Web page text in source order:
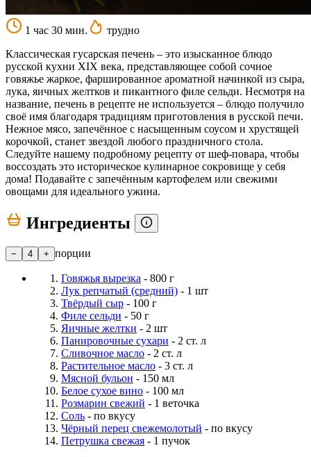
1 час 30 мин.
трудно
Классическая гусарская печень – это изысканное блюдо
русской кухни XIX века, представляющее собой сочное
говяжье жаркое, фаршированное ароматной начинкой из сыра,
лука, яичных желтков и пикантного филе сельди. Несмотря на
название, печень в рецепте не используется – блюдо получило
своё имя благодаря традициям приготовления в русской печи.
Нежное мясо, запечённое с насыщенным соусом и хрустящей
корочкой, станет звездой любого праздничного стола.
Следуйте нашему подробному рецепту от шеф-повара, чтобы
воссоздать это историческое кулинарное сокровище у себя
дома! Подавайте с запечённым картофелем или свежими
овощами для идеального ужина.
Ингредиенты
− 4 + порции
Говяжья вырезка - 800 г
Лук репчатый (средний) - 1 шт
Твёрдый сыр - 100 г
Филе сельди - 50 г
Яичные желтки - 2 шт
Панировочные сухари - 2 ст. л
Сливочное масло - 2 ст. л
Растительное масло - 3 ст. л
Мясной бульон - 150 мл
Белое сухое вино - 100 мл
Розмарин свежий - 1 веточка
Соль - по вкусу
Чёрный перец свежемолотый - по вкусу
Петрушка свежая - 1 пучок